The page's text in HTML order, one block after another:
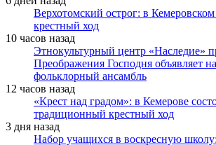
Верхотомский острог: в Кемеровском
крестный ход
10 часов назад
Этнокультурный центр «Наследие»
Преображения Господня объявляет
фольклорный ансамбль
12 часов назад
«Крест над градом»: в Кемерове
традиционный крестный ход
3 дня назад
Набор учащихся в воскресную